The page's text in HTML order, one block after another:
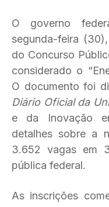
O governo
segunda-feira
do Concurso
considerado o
O documento foi
Diário Oficial da
e da Inovação
detalhes sobre a
3.652 vagas em
pública federal.
As inscrições